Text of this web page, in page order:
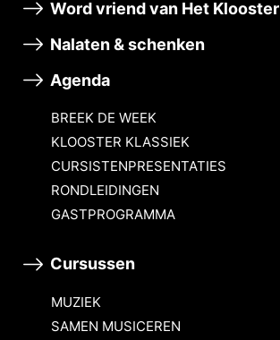
Word vriend van Het Klooster
Nalaten & schenken
Agenda
BREEK DE WEEK
KLOOSTER KLASSIEK
CURSISTENPRESENTATIES
RONDLEIDINGEN
GASTPROGRAMMA
Cursussen
MUZIEK
SAMEN MUSICEREN